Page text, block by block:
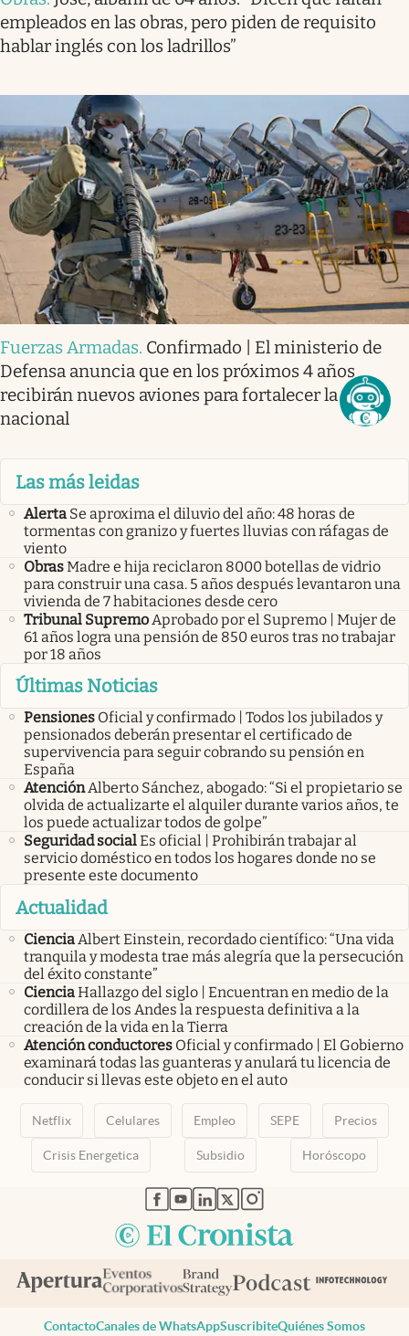
empleados en las obras, pero piden de requisito
hablar inglés con los ladrillos”
Fuerzas Armadas. Confirmado | El ministerio de
Defensa anuncia que en los próximos 4 años
recibirán nuevos aviones para fortalecer la flota
nacional
Las más leidas
Alerta Se aproxima el diluvio del año: 48 horas de
tormentas con granizo y fuertes lluvias con ráfagas de
viento
ObrasMadre e hija reciclaron 8000 botellas de vidrio
para construir una casa. 5 años después levantaron una
vivienda de 7 habitaciones desde cero
Tribunal SupremoAprobado por el Supremo | Mujer de
61 años logra una pensión de 850 euros tras no trabajar
por 18 años
Últimas Noticias
Pensiones Oficial y confirmado | Todos los jubilados y
pensionados deberán presentar el certificado de
supervivencia para seguir cobrando su pensión en
España
AtenciónAlberto Sánchez, abogado: “Si el propietario se
olvida de actualizarte el alquiler durante varios años, te
los puede actualizar todos de golpe”
Seguridad socialEs oficial | Prohibirán trabajar al
servicio doméstico en todos los hogares donde no se
presente este documento
Actualidad
CienciaAlbert Einstein, recordado científico: “Una vida
tranquila y modesta trae más alegría que la persecución
del éxito constante”
CienciaHallazgo del siglo | Encuentran en medio de la
cordillera de los Andes la respuesta definitiva a la
creación de la vida en la Tierra
Atención conductores Oficial y confirmado | El Gobierno
examinará todas las guanteras y anulará tu licencia de
conducir si llevas este objeto en el auto
Netflix Celulares Empleo SEPE Precios
Crisis Energetica Subsidio Horóscopo
abre en nueva pestaña
abre en nueva pestaña
abre en nueva pestaña
abre en nueva pestaña
abre en nueva pestaña
ContactoCanales de WhatsAppSuscribiteQuiénes Somos